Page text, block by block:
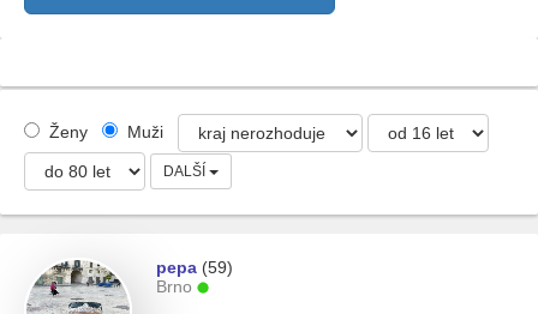
Ženy Muži
DALŠÍ
pepa (59)
Brno